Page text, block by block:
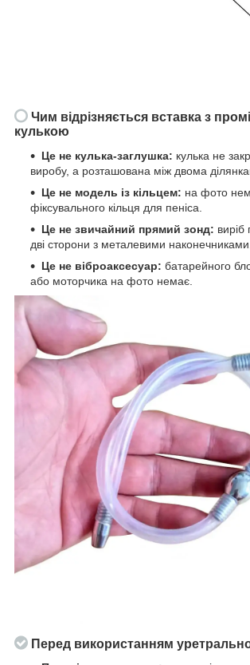
Чим відрізняється вставка з
кулькою
Це не кулька-заглушка: кулька не
виробу, а розташована між двома
Це не модель із кільцем: на фото
фіксувального кільця для пеніса.
Це не звичайний прямий зонд: виріб
дві сторони з металевими наконечниками.
Це не віброаксесуар: батарейного
або моторчика на фото немає.
Перед використанням